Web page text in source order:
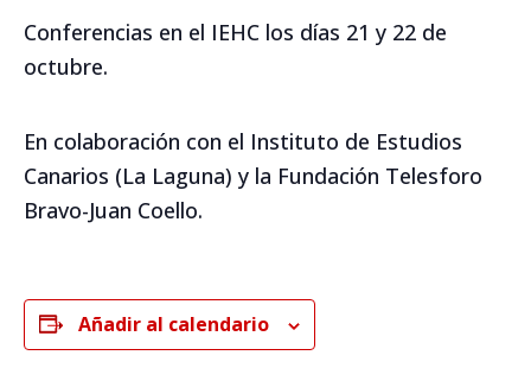
Conferencias en el IEHC los días 21 y 22 de
octubre.
En colaboración con el Instituto de Estudios
Canarios (La Laguna) y la Fundación Telesforo
Bravo-Juan Coello.
Añadir al calendario